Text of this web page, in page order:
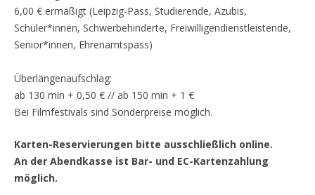
6,00 € ermäßigt (Leipzig-Pass, Studierende, Azubis,
Schüler*innen, Schwerbehinderte, Freiwilligendienstleistende,
Senior*innen, Ehrenamtspass)
Überlängenaufschlag:
ab 130 min + 0,50 € // ab 150 min + 1 €
Bei Filmfestivals sind Sonderpreise möglich.
Karten-Reservierungen bitte ausschließlich online.
An der Abendkasse ist Bar- und EC-Kartenzahlung
möglich.